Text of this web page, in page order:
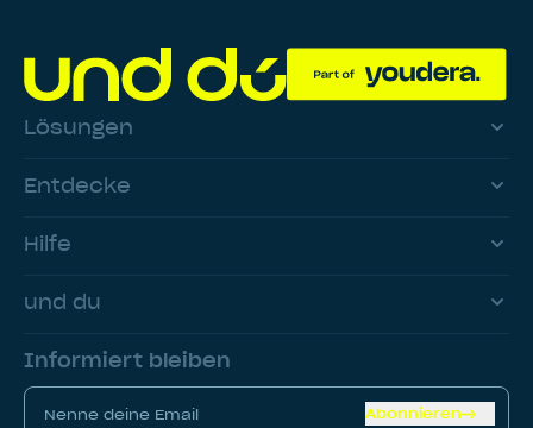
Lösungen
Entdecke
Hilfe
und du
Informiert bleiben
Abonnieren